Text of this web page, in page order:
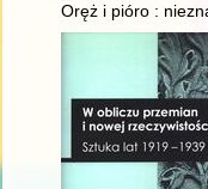
Oręż i pióro :